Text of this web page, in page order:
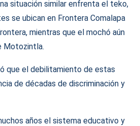
situación similar enfrenta el teko,
se ubican en Frontera Comalapa
mientras que el mochó aún
Motozintla.
que el debilitamiento de estas
de décadas de discriminación y
años el sistema educativo y